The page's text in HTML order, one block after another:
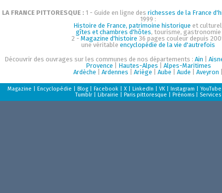
LA FRANCE PITTORESQUE : 1 - Guide en ligne des richesses de la France
1999 :
Histoire de France, patrimoine historique et
gîtes et chambres d'hôtes, tourisme, gastronomie
2 - Magazine d'histoire 36 pages couleur depuis
une véritableencyclopédie de la vie d'autrefois
Découvrir des ouvrages sur les communes de nos départements :Ain |
Provence
Hautes-Alpes
Alpes-Maritimes
Ardèche |Ardennes |Ariège |Aube |Aude |Aveyron
Magazine |Encyclopédie |Blog |Facebook |X |LinkedIn |VK |Instagram |YouTube
Tumblr |Librairie |Paris pittoresque |Prénoms Services